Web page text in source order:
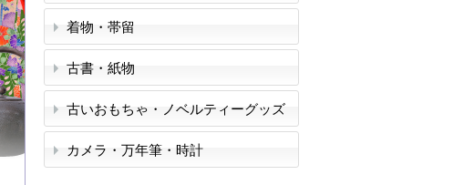
着物・帯留
古書・紙物
古いおもちゃ・ノベルティーグッズ
カメラ・万年筆・時計